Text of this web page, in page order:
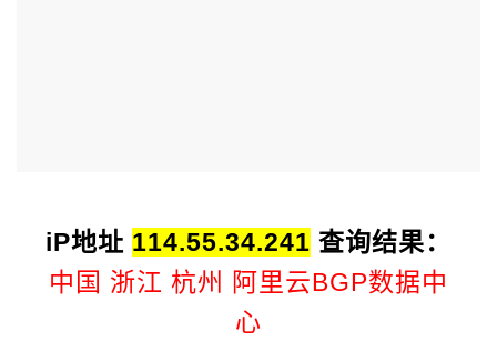
iP地址 114.55.34.241 查询结果：
中国 浙江 杭州 阿里云BGP数据中
心